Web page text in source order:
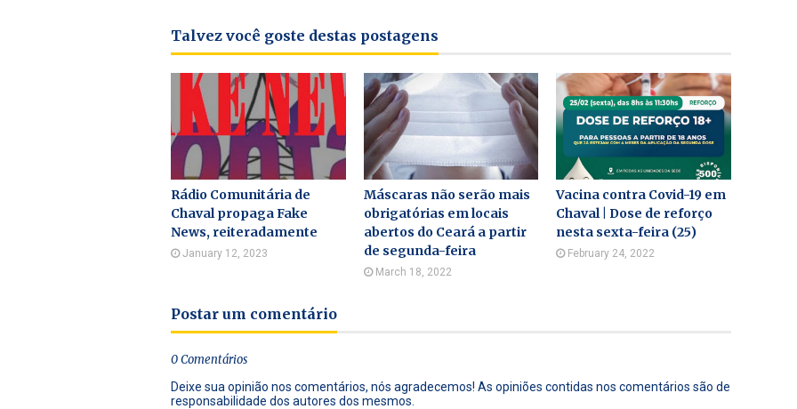
Talvez você goste destas postagens
Rádio Comunitária de
Chaval propaga Fake
News, reiteradamente
January 12, 2023
Máscaras não serão mais
obrigatórias em locais
abertos do Ceará a partir
de segunda-feira
March 18, 2022
Vacina contra Covid-19 em
Chaval | Dose de reforço
nesta sexta-feira (25)
February 24, 2022
Postar um comentário
0 Comentários
Deixe sua opinião nos comentários, nós agradecemos! As opiniões contidas nos comentários são de
responsabilidade dos autores dos mesmos.